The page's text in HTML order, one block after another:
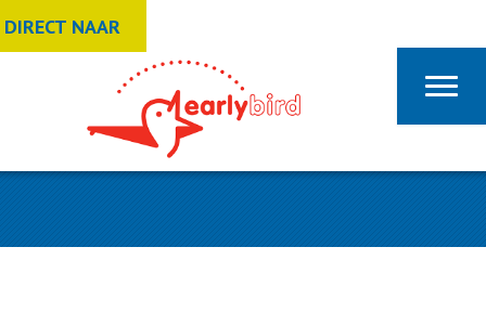
DIRECT NAAR